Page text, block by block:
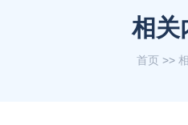
相关
首页 >>